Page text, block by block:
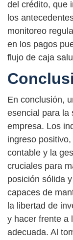
del crédito, que
los
monitoreo
en los pagos
flujo de caja
En conclusión,
esencial para la
empresa. Los
ingreso
contable y la
cruciales para
posición sólida
capaces de
la libertad de
y hacer frente a
adecuada. Al